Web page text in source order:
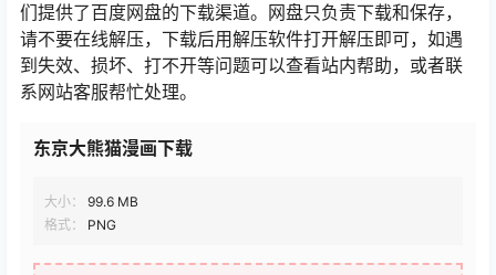
们提供了百度网盘的下载渠道。网盘只负责下载和保存，
请不要在线解压，下载后用解压软件打开解压即可，如遇
到失效、损坏、打不开等问题可以查看站内帮助，或者联
系网站客服帮忙处理。
东京大熊猫漫画下载
大小：
99.6 MB
格式：
PNG